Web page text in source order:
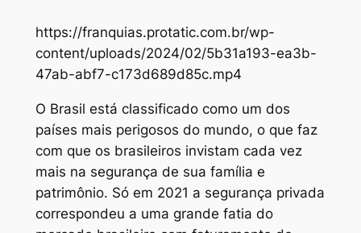
https://franquias.protatic.com.br/wp-
content/uploads/2024/02/5b31a193-ea3b-
47ab-abf7-c173d689d85c.mp4
O Brasil está classificado como um dos
países mais perigosos do mundo, o que faz
com que os brasileiros invistam cada vez
mais na segurança de sua família e
patrimônio. Só em 2021 a segurança privada
correspondeu a uma grande fatia do